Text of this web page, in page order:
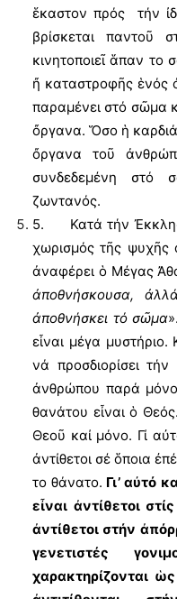
ἕκαστον πρός τήν
βρίσκεται παντοῦ
κινητοποιεῖ ἅπαν
ἤ καταστροφῆς ἑνός
παραμένει στό σῶμα
ὄργανα. Ὅσο ἡ
ὄργανα τοῦ
συνδεδεμένη στό
ζωντανός.
5. Κατά τήν
χωρισμός τῆς
ἀναφέρει ὁ Μέγας
ἀποθνήσκουσα,
ἀποθνήσκει τό σῶμα
εἶναι μέγα μυστήριο.
νά προσδιορίσει
ἀνθρώπου παρά
θανάτου εἶναι ὁ
Θεοῦ καί μόνο. Γί
ἀντίθετοι σέ ὅποια
το θάνατο. Γι’ αὐτό
εἶναι ἀντίθετοι
ἀντίθετοι στήν
γενετιστές
χαρακτηρίζονται